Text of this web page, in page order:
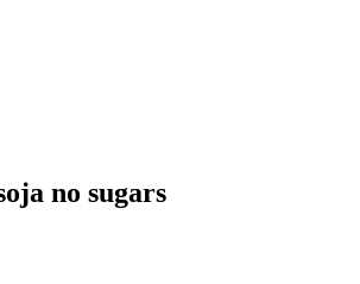
no sugars